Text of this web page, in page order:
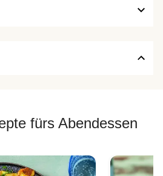
fürs Abendessen